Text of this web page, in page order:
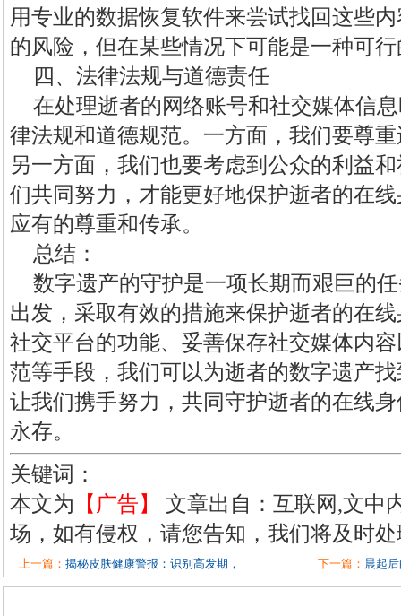
用专业的数据恢复软件来尝试找回这些
的风险，但在某些情况下可能是一种可
四、法律法规与道德责任
在处理逝者的网络账号和社交媒体信
律法规和道德规范。一方面，我们要尊
另一方面，我们也要考虑到公众的利益
们共同努力，才能更好地保护逝者的在
应有的尊重和传承。
总结：
数字遗产的守护是一项长期而艰巨的
出发，采取有效的措施来保护逝者的在
社交平台的功能、妥善保存社交媒体内
范等手段，我们可以为逝者的数字遗产
让我们携手努力，共同守护逝者的在线
永存。
关键词：
本文为 【广告】
文章出自：互联网,文中
场，如有侵权，请您告知，我们将及时
上一篇： 揭秘皮肤健康警报：识别高发期， 下一篇： 晨起